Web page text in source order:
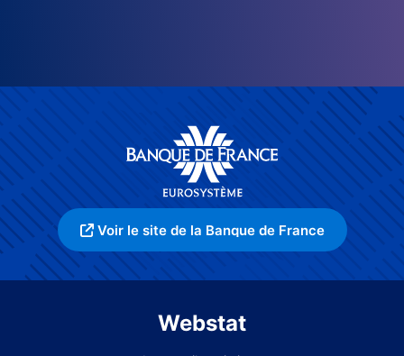
Voir le site de la Banque de France
Webstat